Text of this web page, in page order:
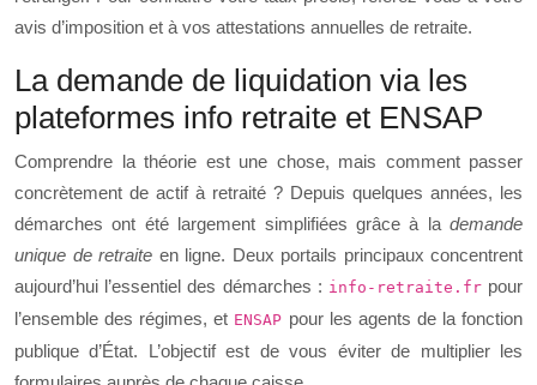
avis d’imposition et à vos attestations annuelles de retraite.
La demande de liquidation via les
plateformes info retraite et ENSAP
Comprendre la théorie est une chose, mais comment passer
concrètement de actif à retraité ? Depuis quelques années, les
démarches ont été largement simplifiées grâce à la demande
unique de retraite en ligne. Deux portails principaux concentrent
aujourd’hui l’essentiel des démarches : info-retraite.frpour
l’ensemble des régimes, et ENSAP pour les agents de la fonction
publique d’État. L’objectif est de vous éviter de multiplier les